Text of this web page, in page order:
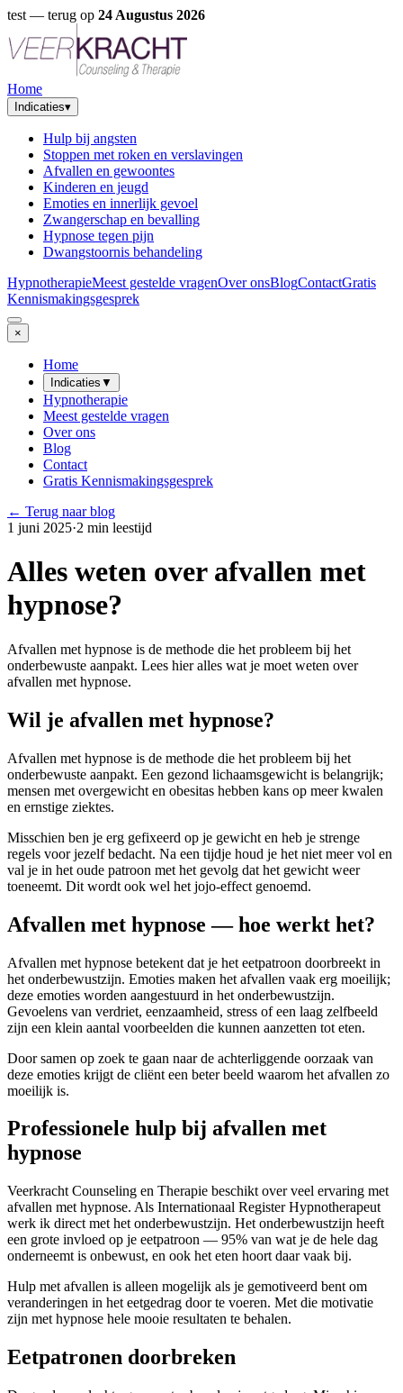
test — terug op 24 Augustus 2026
Home
Indicaties▾
Hulp bij angsten
Stoppen met roken en verslavingen
Afvallen en gewoontes
Kinderen en jeugd
Emoties en innerlijk gevoel
Zwangerschap en bevalling
Hypnose tegen pijn
Dwangstoornis behandeling
HypnotherapieMeest gestelde vragenOver onsBlogContactGratis
Kennismakingsgesprek
×
Home
Indicaties ▼
Hypnotherapie
Meest gestelde vragen
Over ons
Blog
Contact
Gratis Kennismakingsgesprek
← Terug naar blog
1 juni 2025·2 min leestijd
Alles weten over afvallen met
hypnose?
Afvallen met hypnose is de methode die het probleem bij het
onderbewuste aanpakt. Lees hier alles wat je moet weten over
afvallen met hypnose.
Wil je afvallen met hypnose?
Afvallen met hypnose is de methode die het probleem bij het
onderbewuste aanpakt. Een gezond lichaamsgewicht is belangrijk;
mensen met overgewicht en obesitas hebben kans op meer kwalen
en ernstige ziektes.
Misschien ben je erg gefixeerd op je gewicht en heb je strenge
regels voor jezelf bedacht. Na een tijdje houd je het niet meer vol en
val je in het oude patroon met het gevolg dat het gewicht weer
toeneemt. Dit wordt ook wel het jojo-effect genoemd.
Afvallen met hypnose — hoe werkt het?
Afvallen met hypnose betekent dat je het eetpatroon doorbreekt in
het onderbewustzijn. Emoties maken het afvallen vaak erg moeilijk;
deze emoties worden aangestuurd in het onderbewustzijn.
Gevoelens van verdriet, eenzaamheid, stress of een laag zelfbeeld
zijn een klein aantal voorbeelden die kunnen aanzetten tot eten.
Door samen op zoek te gaan naar de achterliggende oorzaak van
deze emoties krijgt de cliënt een beter beeld waarom het afvallen zo
moeilijk is.
Professionele hulp bij afvallen met
hypnose
Veerkracht Counseling en Therapie beschikt over veel ervaring met
afvallen met hypnose. Als Internationaal Register Hypnotherapeut
werk ik direct met het onderbewustzijn. Het onderbewustzijn heeft
een grote invloed op je eetpatroon — 95% van wat je de hele dag
onderneemt is onbewust, en ook het eten hoort daar vaak bij.
Hulp met afvallen is alleen mogelijk als je gemotiveerd bent om
veranderingen in het eetgedrag door te voeren. Met die motivatie
zijn met hypnose hele mooie resultaten te behalen.
Eetpatronen doorbreken